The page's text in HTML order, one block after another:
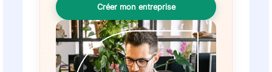
Créer mon entreprise